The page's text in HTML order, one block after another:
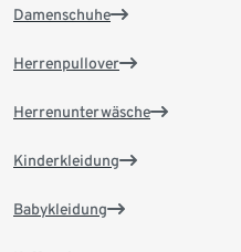
Damenschuhe
Herrenpullover
Herrenunterwäsche
Kinderkleidung
Babykleidung